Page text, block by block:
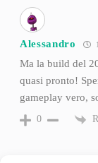
Alessandro
Ma la build del
quasi pronto!
gameplay vero,
0